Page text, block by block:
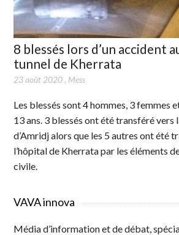
8 blessés lors d’un accident
tunnel de Kherrata
23 août 2020, Mess
Les blessés sont 4 hommes, 3 femmes
13 ans. 3 blessés ont été transféré vers
d’Amridj alors que les 5 autres ont été
l’hôpital de Kherrata par les éléments
civile.
VAVA innova
Média d’information et de débat,